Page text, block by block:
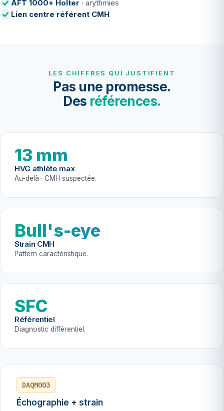
AFT 1000+ Holter · arythmies
Lien centre référent CMH
LES CHIFFRES QUI JUSTIFIENT
Pas une promesse.
Des références.
13 mm
HVG athlète max
Au-delà · CMH suspectée.
Bull's-eye
Strain CMH
Pattern caractéristique.
SFC
Référentiel
Diagnostic différentiel.
DAQM003
Échographie + strain